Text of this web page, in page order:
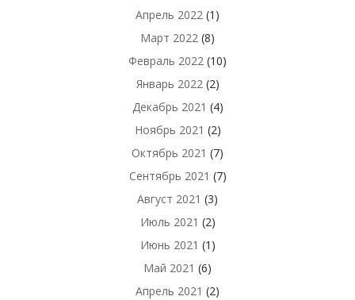
Апрель 2022 (1)
Март 2022 (8)
Февраль 2022 (10)
Январь 2022(2)
Декабрь 2021 (4)
Ноябрь 2021 (2)
Октябрь 2021 (7)
Сентябрь 2021 (7)
Август 2021 (3)
Июль 2021 (2)
Июнь 2021 (1)
Май 2021 (6)
Апрель 2021 (2)